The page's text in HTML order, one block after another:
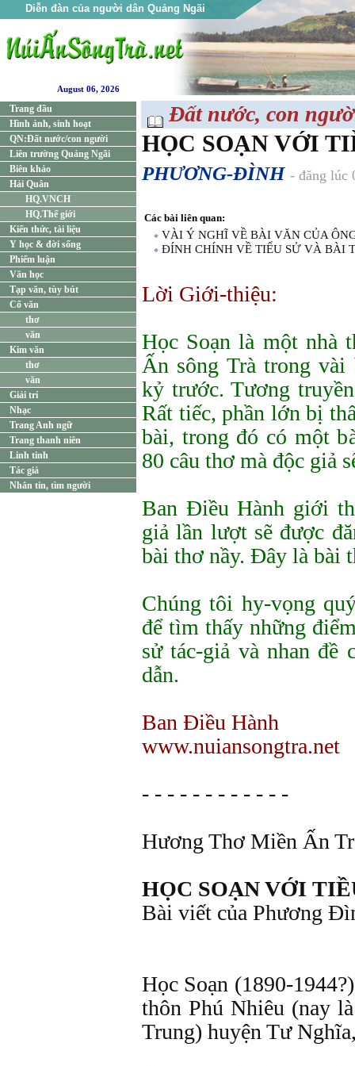
Diễn đàn của người dân Quảng Ngãi
August 06, 2026
Trang đầu
Hình ảnh, sinh hoạt
QN:Đất nước/con người
Liên trường Quảng Ngãi
Biên khảo
Hải Quân
HQ.VNCH
HQ.Thế giới
Kiến thức, tài liệu
Y học & đời sống
Phiếm luận
Văn học
Tạp văn, tùy bút
Cổ văn
thơ
văn
Kim văn
thơ
văn
Giải trí
Nhạc
Trang Anh ngữ
Trang thanh niên
Linh tinh
Tác giả
Nhắn tin, tìm người
Đất nước, con
HỌC SOẠN VỚI
PHƯƠNG-ĐÌNH - đăng lúc
Các bài liên quan:
VÀI Ý NGHĨ VỀ BÀI VĂN CỦA
ĐÍNH CHÍNH VỀ TIỂU SỬ VÀ BÀI
Lời Giới-thiệu:
Học Soạn là một nhà
Ấn sông Trà trong vài
kỷ trước. Tương
Rất tiếc, phần lớn bị
bài, trong đó có một
80 câu thơ mà độc giả
Ban Điều Hành giới
giả lần lượt sẽ được
bài thơ nầy. Đây là bài
Chúng tôi hy-vọng
để tìm thấy những
sử tác-giả và nhan đề
dẫn.
Ban Điều Hành
www.nuiansongtra.net
- - - - - - - - - - - -
Hương Thơ Miền Ấn
HỌC SOẠN VỚI
Bài viết của Phương
Học Soạn (1890-
thôn Phú Nhiêu (nay
Trung) huyện Tư